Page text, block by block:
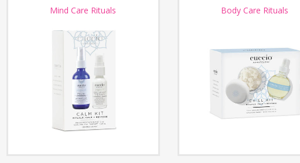
Mind Care Rituals Body Care Rituals